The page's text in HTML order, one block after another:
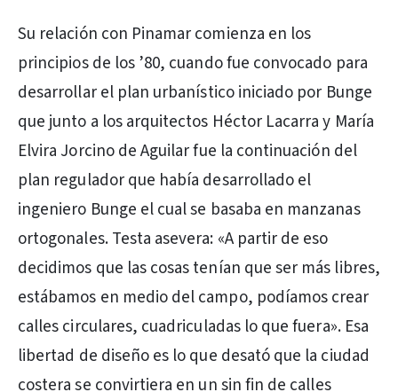
Su relación con Pinamar comienza en los
principios de los ’80, cuando fue convocado para
desarrollar el plan urbanístico iniciado por Bunge
que junto a los arquitectos Héctor Lacarra y María
Elvira Jorcino de Aguilar fue la continuación del
plan regulador que había desarrollado el
ingeniero Bunge el cual se basaba en manzanas
ortogonales. Testa asevera: «A partir de eso
decidimos que las cosas tenían que ser más libres,
estábamos en medio del campo, podíamos crear
calles circulares, cuadriculadas lo que fuera». Esa
libertad de diseño es lo que desató que la ciudad
costera se convirtiera en un sin fin de calles